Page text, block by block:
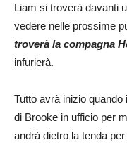
Liam si troverà davanti
vedere nelle prossime
troverà la compagna
infurierà.
Tutto avrà inizio
di Brooke in ufficio per
andrà dietro la tenda